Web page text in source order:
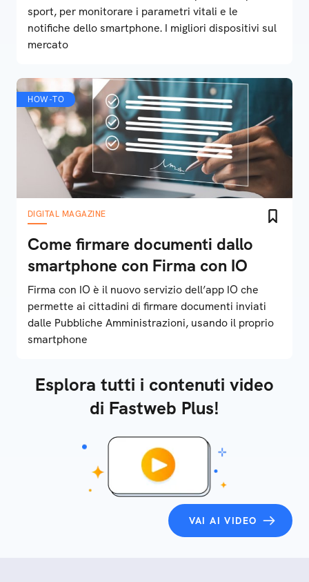
sport, per monitorare i parametri vitali e le
notifiche dello smartphone. I migliori dispositivi sul
mercato
HOW-TO
DIGITAL MAGAZINE
Come firmare documenti dallo
smartphone con Firma con IO
Firma con IO è il nuovo servizio dell’app IO che
permette ai cittadini di firmare documenti inviati
dalle Pubbliche Amministrazioni, usando il proprio
smartphone
Esplora tutti i contenuti video
di Fastweb Plus!
VAI AI VIDEO